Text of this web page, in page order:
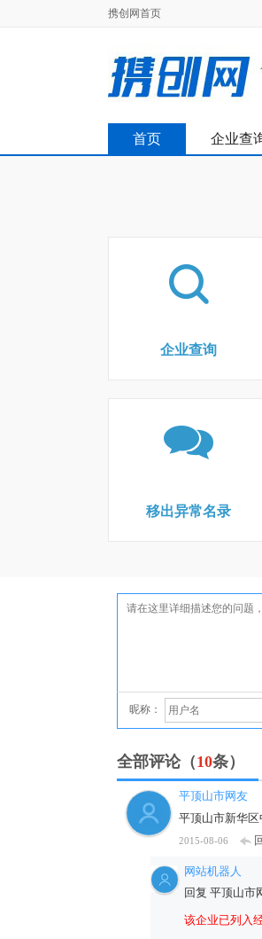
携创网首页
首页 企业查
企业查询
移出异常名录
昵称：
全部评论（10条）
平顶山市网友
平顶山市新华
2015-08-06
网站机器人
回复 平顶山市
该企业已列入